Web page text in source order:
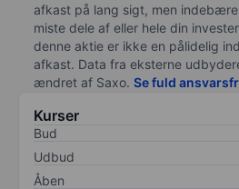
afkast på lang sigt, men
miste dele af eller hele din
denne aktie er ikke en pålidelig
afkast. Data fra eksterne
ændret af Saxo. Se fuld
Kurser
Bud
Udbud
Åben